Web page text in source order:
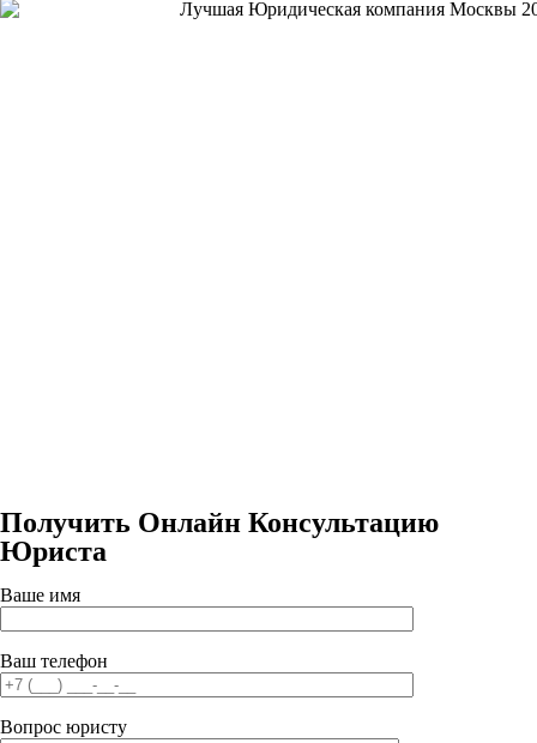
Получить Онлайн Консультацию
Юриста
Ваше имя
Ваш телефон
Вопрос юристу